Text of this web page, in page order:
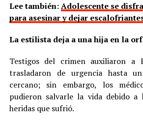
Lee también:Adolescente se
para asesinar y dejar
La estilista deja a una hija en la
Testigos del crimen auxiliaron a
trasladaron de urgencia hasta
cercano; sin embargo, los
pudieron salvarle la vida debido a
heridas que sufrió.